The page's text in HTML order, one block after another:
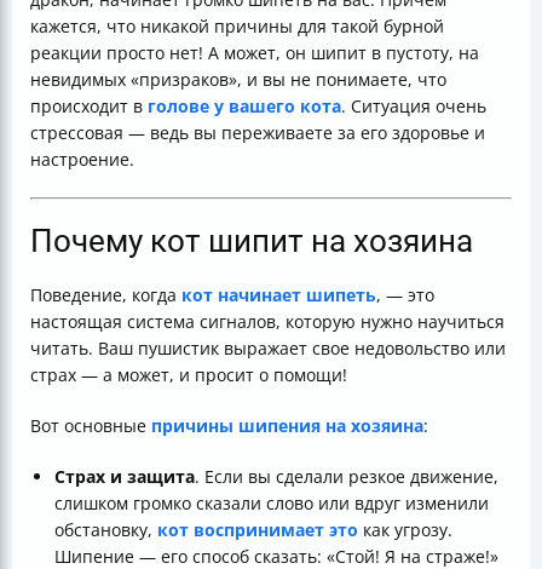
кажется, что никакой причины для такой бурной
реакции просто нет! А может, он шипит в пустоту, на
невидимых «призраков», и вы не понимаете, что
происходит в голове у вашего кота. Ситуация очень
стрессовая — ведь вы переживаете за его здоровье и
настроение.
Почему кот шипит на хозяина
Поведение, когда кот начинает шипеть, — это
настоящая система сигналов, которую нужно научиться
читать. Ваш пушистик выражает свое недовольство или
страх — а может, и просит о помощи!
Вот основные причины шипения на хозяина:
Страх и защита. Если вы сделали резкое движение,
слишком громко сказали слово или вдруг изменили
обстановку, кот воспринимает это как угрозу.
Шипение — его способ сказать: «Стой! Я на страже!»